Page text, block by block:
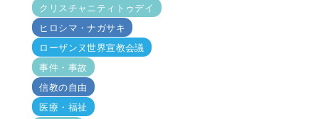
クリスチャニティトゥデイ
ヒロシマ・ナガサキ
ローザンヌ世界宣教会議
事件・事故
信教の自由
医療・福祉